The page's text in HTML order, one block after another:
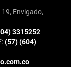
Envigado,
3315252
(57) (604)